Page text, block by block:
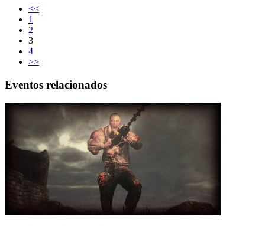
<<
1
2
3
4
>>
Eventos relacionados